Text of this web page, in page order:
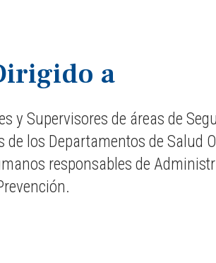
a
y Supervisores de áreas de
los Departamentos de Salud
responsables de